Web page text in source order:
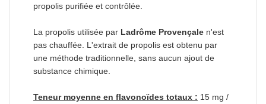
propolis purifiée et contrôlée.
La propolis utilisée par Ladrôme Provençale n'est
pas chauffée. L'extrait de propolis est obtenu par
une méthode traditionnelle, sans aucun ajout de
substance chimique.
Teneur moyenne en flavonoïdes totaux : 15 mg /